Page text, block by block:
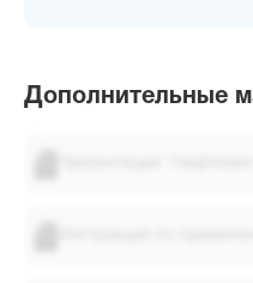
Дополнительные